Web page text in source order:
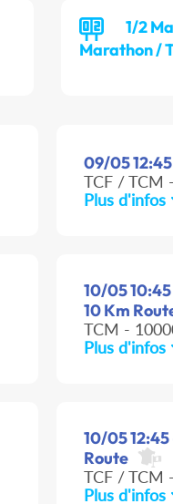
1/2
Marathon /
09/05
TCF / TCM
Plus d'infos
10/05
10 Km
TCM -
Plus d'infos
10/05
Route
TCF / TCM
Plus d'infos